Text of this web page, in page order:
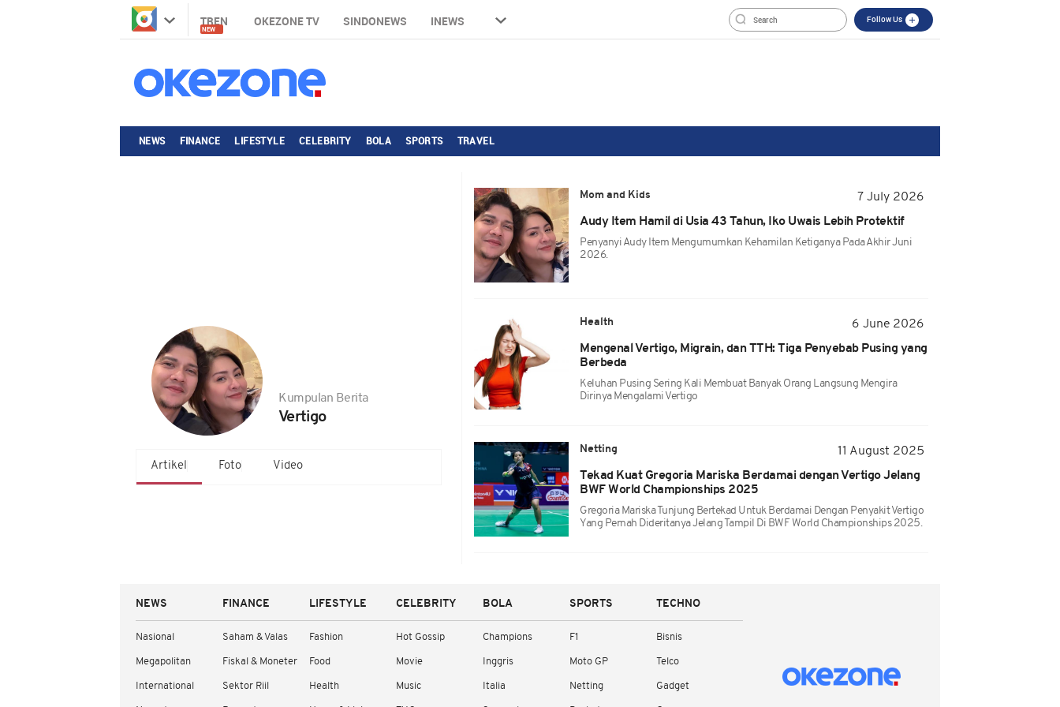
TREN
NEW
OKEZONE TV SINDONEWS INEWS Follow Us
NEWS FINANCE LIFESTYLE CELEBRITY BOLA SPORTS TRAVEL
Kumpulan Berita
Vertigo
Artikel Foto Video
Mom and Kids
7 July 2026
Audy Item Hamil di Usia 43 Tahun, Iko Uwais Lebih Protektif
Penyanyi Audy Item Mengumumkan Kehamilan Ketiganya Pada Akhir Juni
2026.
Health
6 June 2026
Mengenal Vertigo, Migrain, dan TTH: Tiga Penyebab Pusing yang
Berbeda
Keluhan Pusing Sering Kali Membuat Banyak Orang Langsung Mengira
Dirinya Mengalami Vertigo
Netting
11 August 2025
Tekad Kuat Gregoria Mariska Berdamai dengan Vertigo Jelang
BWF World Championships 2025
Gregoria Mariska Tunjung Bertekad Untuk Berdamai Dengan Penyakit Vertigo
Yang Pernah Dideritanya Jelang Tampil Di BWF World Championships 2025.
NEWS
Nasional
Megapolitan
International
FINANCE
Saham & Valas
Fiskal & Moneter
Sektor Riil
LIFESTYLE
Fashion
Food
Health
CELEBRITY
Hot Gossip
Movie
Music
BOLA
Champions
Inggris
Italia
SPORTS
F1
Moto GP
Netting
TECHNO
Bisnis
Telco
Gadget